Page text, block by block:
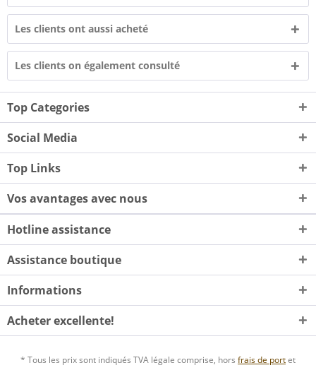
Les clients ont aussi acheté
Les clients on également consulté
Top Categories
Social Media
Top Links
Vos avantages avec nous
Hotline assistance
Assistance boutique
Informations
Acheter excellente!
* Tous les prix sont indiqués TVA légale comprise, hors frais de portet